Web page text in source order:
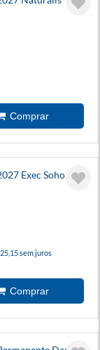
Exec Soho
sem juros